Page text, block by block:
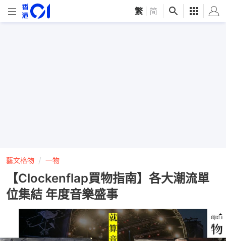
繁 简
藝文格物 一物
【Clockenflap買物指南】各大潮流單
位集結 年度音樂盛事